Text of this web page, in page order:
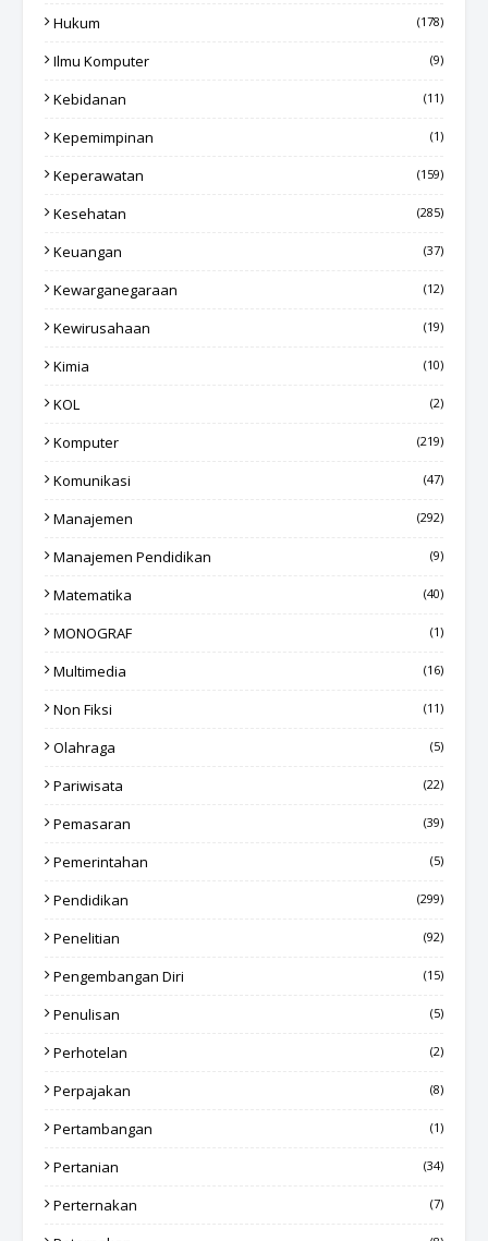
Hukum (178)
Ilmu Komputer (9)
Kebidanan (11)
Kepemimpinan (1)
Keperawatan (159)
Kesehatan (285)
Keuangan (37)
Kewarganegaraan (12)
Kewirusahaan (19)
Kimia (10)
KOL (2)
Komputer (219)
Komunikasi (47)
Manajemen (292)
Manajemen Pendidikan (9)
Matematika (40)
MONOGRAF (1)
Multimedia (16)
Non Fiksi (11)
Olahraga (5)
Pariwisata (22)
Pemasaran (39)
Pemerintahan (5)
Pendidikan (299)
Penelitian (92)
Pengembangan Diri (15)
Penulisan (5)
Perhotelan (2)
Perpajakan (8)
Pertambangan (1)
Pertanian (34)
Perternakan (7)